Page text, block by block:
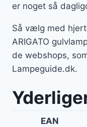
er noget så
Så vælg med
ARIGATO
de webshops,
Lampeguide.dk.
EAN